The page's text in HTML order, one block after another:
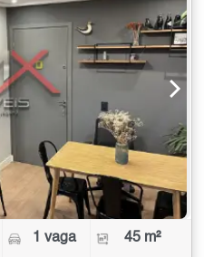
1 vaga 45 m²